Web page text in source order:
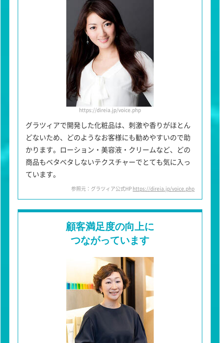
https://direia.jp/voice.php
グラツィアで開発した化粧品は、刺激や香りがほとん
どないため、どのようなお客様にも勧めやすいので助
かります。ローション・美容液・クリームなど、どの
商品もベタベタしないテクスチャーでとても気に入っ
ています。
参照元：グラツィア公式HP https://direia.jp/voice.php
顧客満足度の向上に
つながっています